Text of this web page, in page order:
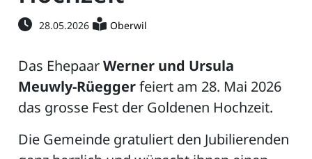
Paper
28.05.2026 Oberwil
Das EhepaarWerner und Ursula
Meuwly-Rüeggerfeiert am 28. Mai 2026
das grosse Fest der Goldenen Hochzeit.
Die Gemeinde gratuliert den Jubilierenden